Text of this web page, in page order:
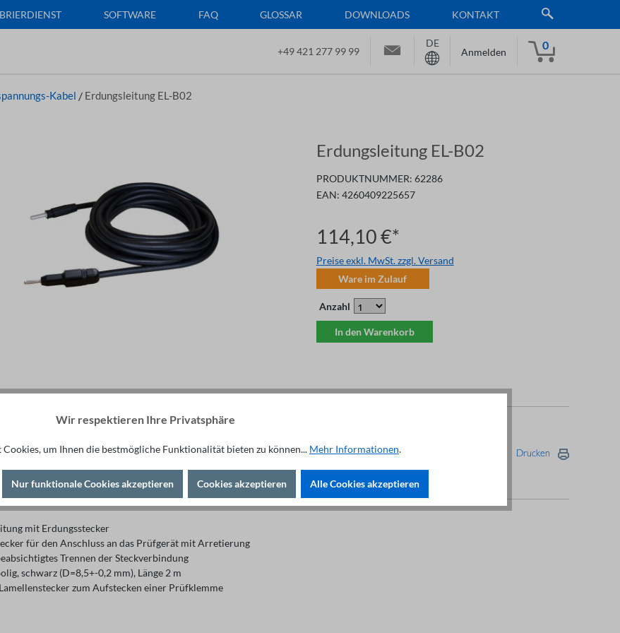
SOFTWARE FAQ GLOSSAR DOWNLOADS KONTAKT
+49 421 277 99 99
DE
Anmelden
0
Kabel / Erdungsleitung EL-B02
Erdungsleitung EL-B02
PRODUKTNUMMER: 62286
EAN: 4260409225657
114,10 €*
Preise exkl. MwSt. zzgl. Versand
Ware im Zulauf
Anzahl
In den Warenkorb
+49 421 277 9999
Drucken
mit Erdungsstecker
für den Anschluss an das Prüfgerät mit Arretierung
Trennen der Steckverbindung
schwarz (D=8,5+-0,2 mm), Länge 2 m
zum Aufstecken einer Prüfklemme
Wir respektieren Ihre Privatsphäre
um Ihnen die bestmögliche Funktionalität bieten zu können... Mehr Informationen.
Nur funktionale Cookies akzeptieren Cookies akzeptieren Alle Cookies akzeptieren